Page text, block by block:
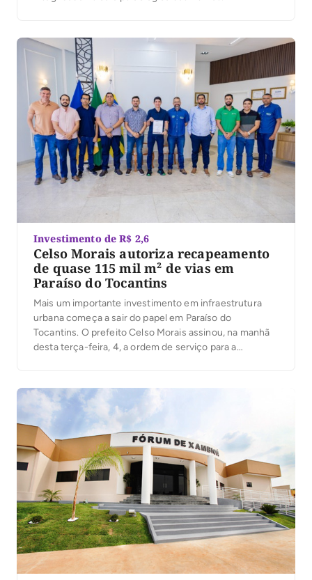
Investimento de R$ 2,6
Celso Morais autoriza recapeamento
de quase 115 mil m² de vias em
Paraíso do Tocantins
Mais um importante investimento em infraestrutura
urbana começa a sair do papel em Paraíso do
Tocantins. O prefeito Celso Morais assinou, na manhã
desta terça-feira, 4, a ordem de serviço para a
avenidas de cinco setores da cidade. Com
investimento […]